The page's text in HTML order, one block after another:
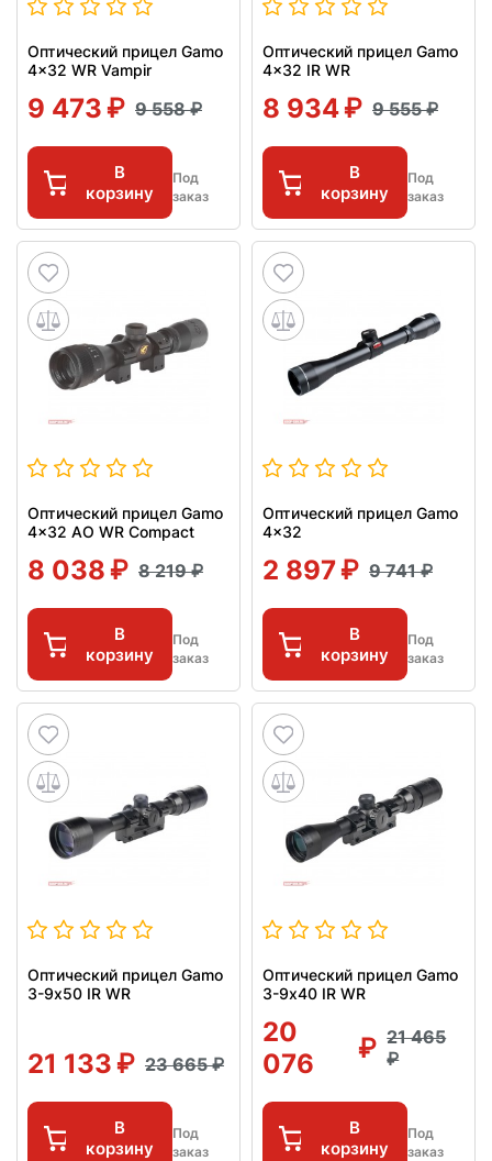
Оптический прицел Gamo
4x32 WR Vampir
9 473 9 558
В
корзину
Под
заказ
Оптический прицел Gamo
4x32 IR WR
8 934 9 555
В
корзину
Под
заказ
Оптический прицел Gamo
4x32 AO WR Compact
8 038 8 219
В
корзину
Под
заказ
Оптический прицел Gamo
4x32
2 897 9 741
В
корзину
Под
заказ
Оптический прицел Gamo
3-9х50 IR WR
21 133 23 665
В
корзину
Под
заказ
Оптический прицел Gamo
3-9х40 IR WR
20
076
21 465
В
корзину
Под
заказ